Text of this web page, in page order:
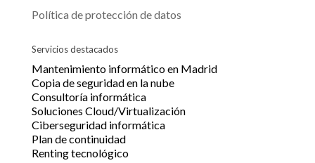
Política de protección de datos
Servicios destacados
Mantenimiento informático en Madrid
Copia de seguridad en la nube
Consultoría informática
Soluciones Cloud/Virtualización
Ciberseguridad informática
Plan de continuidad
Renting tecnológico